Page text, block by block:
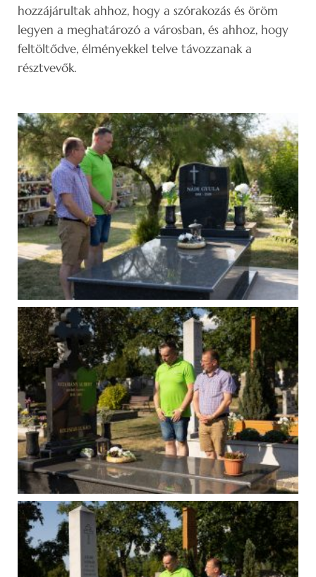
hozzájárultak ahhoz, hogy a szórakozás és öröm
legyen a meghatározó a városban, és ahhoz, hogy
feltöltődve, élményekkel telve távozzanak a
résztvevők.